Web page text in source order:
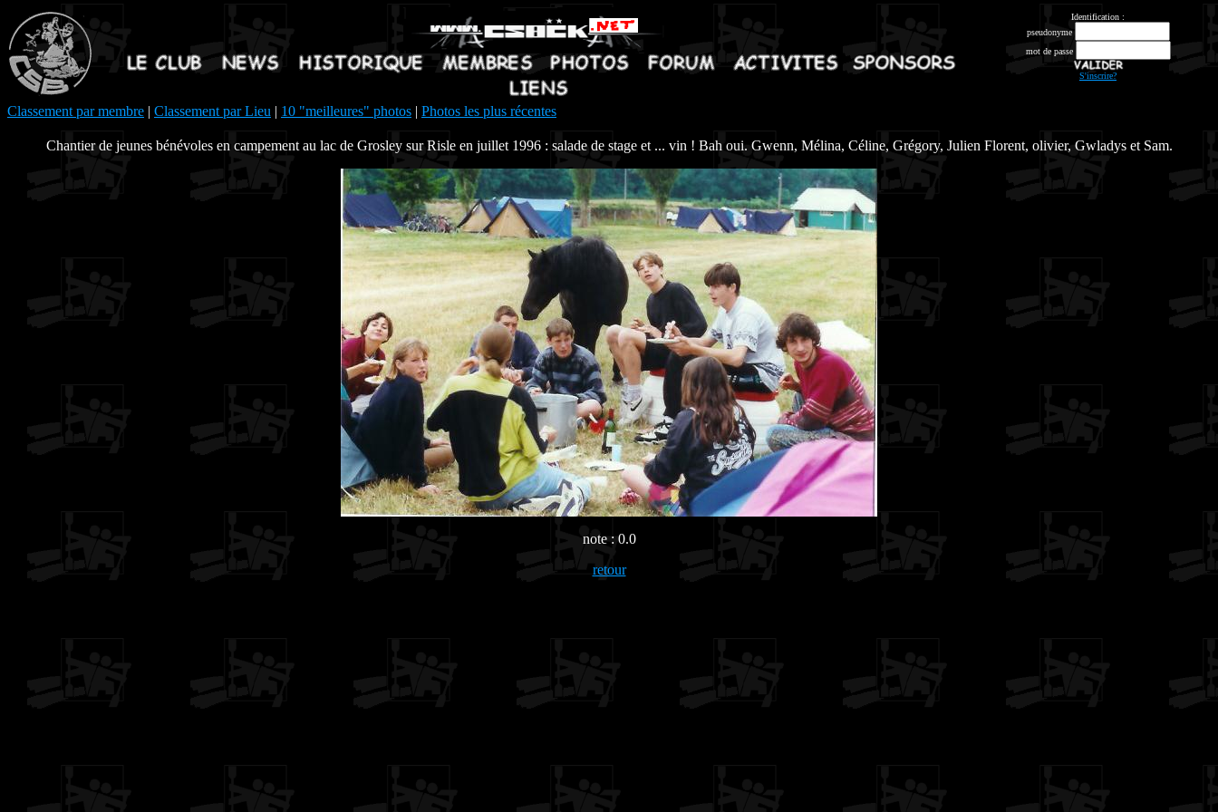
Identification :
pseudonyme
mot de passe
S'inscrire?
Classement par membre | Classement par Lieu | 10 "meilleures" photos | Photos les plus récentes
Chantier de jeunes bénévoles en campement au lac de Grosley sur Risle en juillet 1996 : salade de stage et ... vin ! Bah oui. Gwenn, Mélina, Céline, Grégory, Julien Florent, olivier, Gwladys et Sam.
note : 0.0
retour